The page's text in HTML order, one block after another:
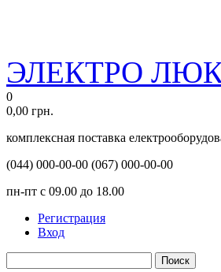
ЭЛЕКТРО
0
0,00 грн.
комплексная поставка
(044) 000-00-00 (067) 000-00-00
пн-пт с 09.00 до 18.00
Регистрация
Вход
Поиск